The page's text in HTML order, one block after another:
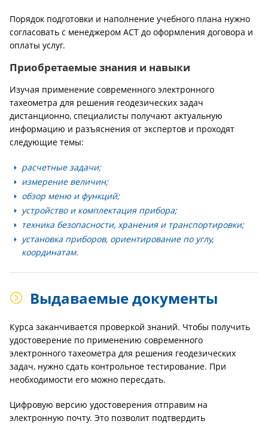
Порядок подготовки и наполнение учебного плана нужно
согласовать с менеджером АСТ до оформления договора и
оплаты услуг.
Приобретаемые знания и навыки
Изучая применение современного электронного
тахеометра для решения геодезических задач
дистанционно, специалисты получают актуальную
информацию и разъяснения от экспертов и проходят
следующие темы:
расчетные задачи;
измерение величин;
обзор меню и функций;
устройство и комплектация прибора;
техника безопасности, хранения и транспортировки;
установка приборов, ориентирование по углу,
координатам.
Выдаваемые документы
Курса заканчивается проверкой знаний. Чтобы получить
удостоверение по применению современного
электронного тахеометра для решения геодезических
задач, нужно сдать контрольное тестирование. При
необходимости его можно пересдать.
Цифровую версию удостоверения отправим на
электронную почту. Это позволит подтвердить